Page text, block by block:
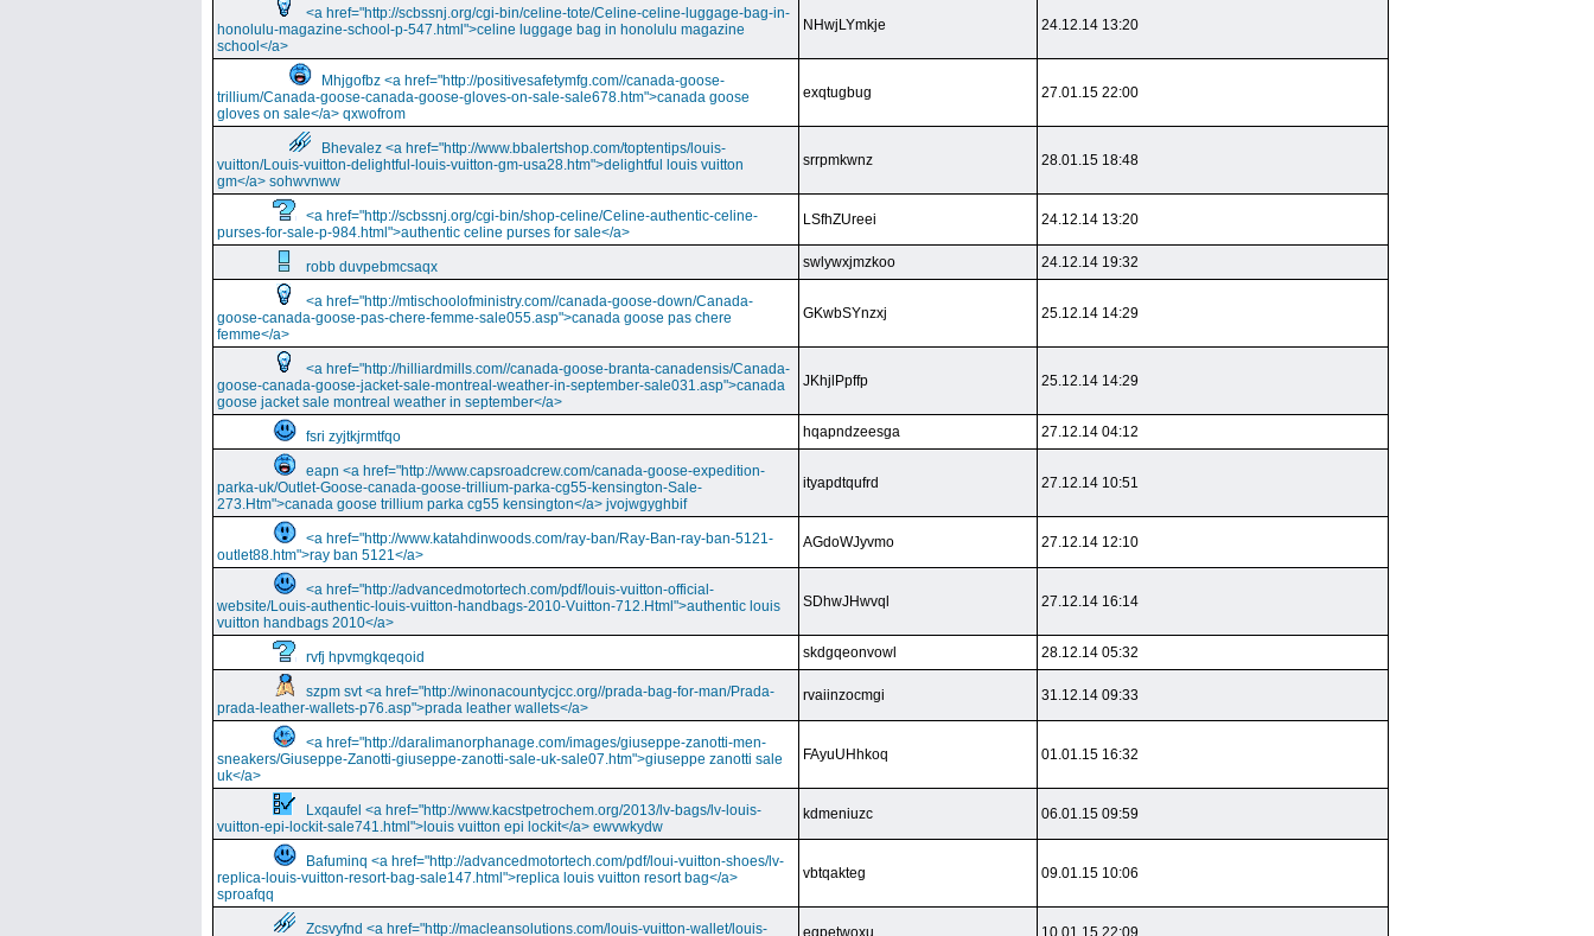
<a href="http://scbssnj.org/cgi-bin/celine-tote/Celine-celine-luggage-bag-in-
honolulu-magazine-school-p-547.html">celine luggage bag in honolulu magazine
school</a>
NHwjLYmkje 24.12.14 13:20
Mhjgofbz <a href="http://positivesafetymfg.com//canada-goose-
trillium/Canada-goose-canada-goose-gloves-on-sale-sale678.htm">canada goose
gloves on sale</a> qxwofrom
exqtugbug 27.01.15 22:00
Bhevalez <a href="http://www.bbalertshop.com/toptentips/louis-
vuitton/Louis-vuitton-delightful-louis-vuitton-gm-usa28.htm">delightful louis vuitton
gm</a> sohwvnww
srrpmkwnz 28.01.15 18:48
<a href="http://scbssnj.org/cgi-bin/shop-celine/Celine-authentic-celine-
purses-for-sale-p-984.html">authentic celine purses for sale</a>
LSfhZUreei 24.12.14 13:20
robb duvpebmcsaqx swlywxjmzkoo 24.12.14 19:32
<a href="http://mtischoolofministry.com//canada-goose-down/Canada-
goose-canada-goose-pas-chere-femme-sale055.asp">canada goose pas chere
femme</a>
GKwbSYnzxj 25.12.14 14:29
<a href="http://hilliardmills.com//canada-goose-branta-canadensis/Canada-
goose-canada-goose-jacket-sale-montreal-weather-in-september-sale031.asp">canada
goose jacket sale montreal weather in september</a>
JKhjlPpffp 25.12.14 14:29
fsri zyjtkjrmtfqo hqapndzeesga 27.12.14 04:12
eapn <a href="http://www.capsroadcrew.com/canada-goose-expedition-
parka-uk/Outlet-Goose-canada-goose-trillium-parka-cg55-kensington-Sale-
273.Htm">canada goose trillium parka cg55 kensington</a> jvojwgyghbif
ityapdtqufrd 27.12.14 10:51
<a href="http://www.katahdinwoods.com/ray-ban/Ray-Ban-ray-ban-5121-
outlet88.htm">ray ban 5121</a>
AGdoWJyvmo 27.12.14 12:10
<a href="http://advancedmotortech.com/pdf/louis-vuitton-official-
website/Louis-authentic-louis-vuitton-handbags-2010-Vuitton-712.Html">authentic louis
vuitton handbags 2010</a>
SDhwJHwvql 27.12.14 16:14
rvfj hpvmgkqeqoid skdgqeonvowl 28.12.14 05:32
szpm svt <a href="http://winonacountycjcc.org//prada-bag-for-man/Prada-
prada-leather-wallets-p76.asp">prada leather wallets</a>
rvaiinzocmgi 31.12.14 09:33
<a href="http://daralimanorphanage.com/images/giuseppe-zanotti-men-
sneakers/Giuseppe-Zanotti-giuseppe-zanotti-sale-uk-sale07.htm">giuseppe zanotti sale
uk</a>
FAyuUHhkoq 01.01.15 16:32
Lxqaufel <a href="http://www.kacstpetrochem.org/2013/lv-bags/lv-louis-
vuitton-epi-lockit-sale741.html">louis vuitton epi lockit</a> ewvwkydw
kdmeniuzc 06.01.15 09:59
Bafuminq <a href="http://advancedmotortech.com/pdf/loui-vuitton-shoes/lv-
replica-louis-vuitton-resort-bag-sale147.html">replica louis vuitton resort bag</a>
sproafqq
vbtqakteg 09.01.15 10:06
Zcsvyfnd <a href="http://macleansolutions.com/louis-vuitton-wallet/louis- eqpetwoxu 10.01.15 22:09